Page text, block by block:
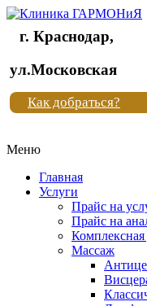
Клиника
"Новая
жизнь"
Клиника
жизнь"
г. Краснодар,
ул.Московская
Как добраться?
Меню
Главная
Услуги
Прайс на
Прайс на
Комплексная
Массаж